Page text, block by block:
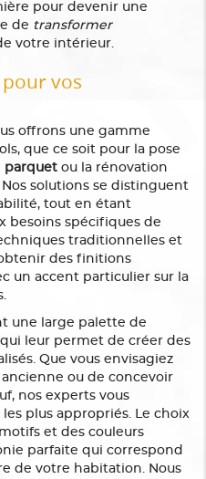
pour devenir une
de transformer
votre intérieur.
vos
offrons une gamme
que ce soit pour la pose
parquet ou la rénovation
solutions se distinguent
tout en étant
besoins spécifiques de
traditionnelles et
des finitions
un accent particulier sur la
une large palette de
leur permet de créer des
Que vous envisagiez
ou de concevoir
nos experts vous
plus appropriés. Le choix
et des couleurs
parfaite qui correspond
de votre habitation. Nous